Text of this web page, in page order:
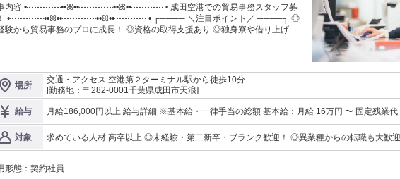
容 •┈┈┈┈••ꕤ••┈┈┈┈••ꕤ••┈┈┈┈• 成田空港での貿易事務スタッフ募
┌──── ＼注目ポイント／ ────┐ ◎
ら貿易事務のプロに成長！ ◎資格の取得支援あり ◎独身寮や借り上げ寮
します。 ①貿易に関わる各種書類の作成 ・インボイス（輸出入貨物
求書） ・パッキングリスト （貨物の梱包情報を記載した書類） ・送り状 ・輸
使用してのデータ入力作業 ・貨物の品目・数量・価格・
などの情報 ・航空会社のシステムへ貨物予約情報 ・輸出入申告のための税関
ムへの入力 ・インボイスや送り状の フォーマット作成・修正 まずはデータ
などからはじめ 徐々に業務の幅を広げていけばOK！ 送り状などの書類を正確
成し、 貨物がスムーズに輸出入できるよう サポートする重要な役割です。 ま
税関・航空会社・取引先など 関係各所とのやり取りや調整なども。 日本語の
なニュアンスを読み取ったり お互いが気持ちよくやり取りできるよう コミュ
場所
交通・アクセス 空港第２ターミナル駅から徒歩10分
[勤務地：〒282-0001千葉県成田市天浪]
給与
月給186,000円以上 給与詳細 ※基本給・一律手当の総額 基本給：月給 16万円 〜 固定残業代：なし 【一律手当】
あたり2万6000円 〜 ▼月給内訳 基本給160,000円＋住宅手当15,000円、地域調整金11,000円 ＊昇給年1回 ＊交通
費支給（月5万円まで） ＊時間外手当 ＊その他各種手当 ＊出勤報奨金年4回（月10,000円、
に応じて支給） 例：3ヶ月の内、2ヶ月皆勤→3カ月目に20,000円付与 ・Good Play賞／
図書券・Goods等のプレゼント
対象
求めている人材 高卒以上 ◎未経験・第二新卒・ブランク歓迎！ ◎異業種からの転職も大歓
実務経験 ・NACCSの実務経験 ・通関士資格 ・IATAディプロマ（国際航空貨物取扱士資格） 【こんな方歓迎】 □
形態： 契約社員